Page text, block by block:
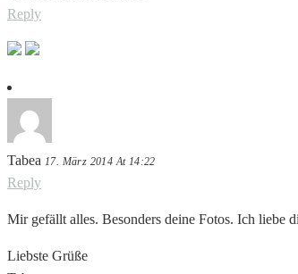
Reply
Tabea 17. März 2014 At 14:22
Reply
Mir gefällt alles. Besonders deine Fotos. Ich liebe
Liebste Grüße